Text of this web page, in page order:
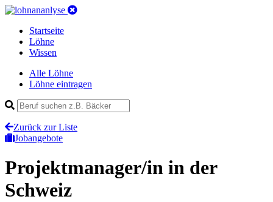
Startseite
Löhne
Wissen
Alle Löhne
Löhne eintragen
Zurück zur Liste
Jobangebote
Projektmanager/in in der
Schweiz